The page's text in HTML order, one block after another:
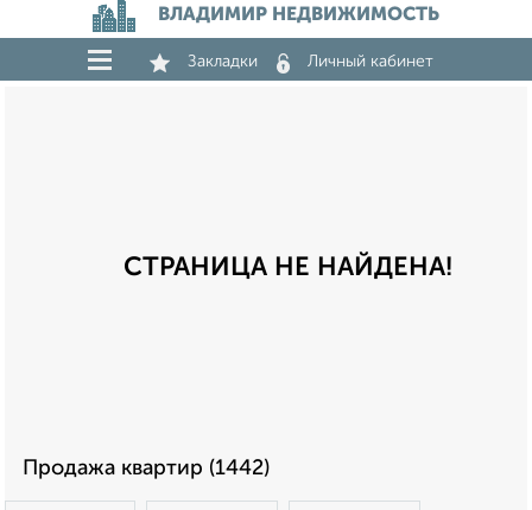
ВЛАДИМИР НЕДВИЖИМОСТЬ
Закладки Личный кабинет
СТРАНИЦА НЕ НАЙДЕНА!
Продажа квартир (1442)